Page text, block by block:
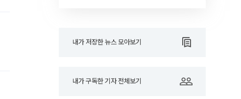
내가 저장한 뉴스 모아보기
내가 구독한 기자 전체보기